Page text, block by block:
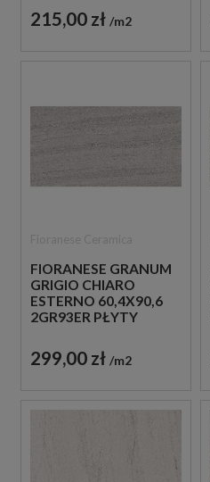
215,00 zł m2
FIORANESE GRANUM
GRIGIO CHIARO
ESTERNO 60,4X90,6
2GR93ER PŁYTY
GRESOWE IMITUJĄCE
KAMIEŃ 20MM
299,00 zł m2